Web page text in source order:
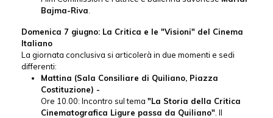
Bajma-Riva
Domenica 7 giugno: La Critica e le "Visioni" del Cinema
Italiano
La giornata conclusiva si articolerà in due momenti e sedi
differenti:
Mattina (Sala Consiliare di Quiliano, Piazza
Costituzione) -
Ore 10.00: Incontro sul tema "La Storia della Critica
Cinematografica Ligure passa da Quiliano" . Il